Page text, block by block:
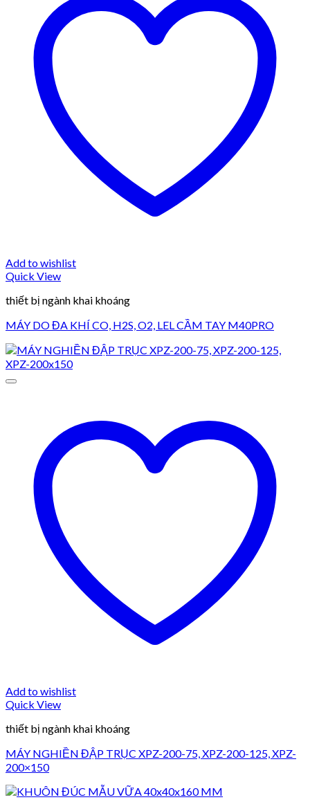
Add to wishlist
Quick View
thiết bị ngành khai khoáng
MÁY DO ĐA KHÍ CO, H2S, O2, LEL CẦM TAY M40PRO
Add to wishlist
Quick View
thiết bị ngành khai khoáng
MÁY NGHIỀN ĐẬP TRỤC XPZ-200-75, XPZ-200-125, XPZ-
200×150